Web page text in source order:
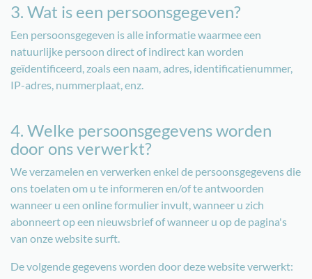
3. Wat is een persoonsgegeven?
Een persoonsgegeven is alle informatie waarmee een
natuurlijke persoon direct of indirect kan worden
geïdentificeerd, zoals een naam, adres, identificatienummer,
IP-adres, nummerplaat, enz.
4. Welke persoonsgegevens worden
door ons verwerkt?
We verzamelen en verwerken enkel de persoonsgegevens die
ons toelaten om u te informeren en/of te antwoorden
wanneer u een online formulier invult, wanneer u zich
abonneert op een nieuwsbrief of wanneer u op de pagina's
van onze website surft.
De volgende gegevens worden door deze website verwerkt: